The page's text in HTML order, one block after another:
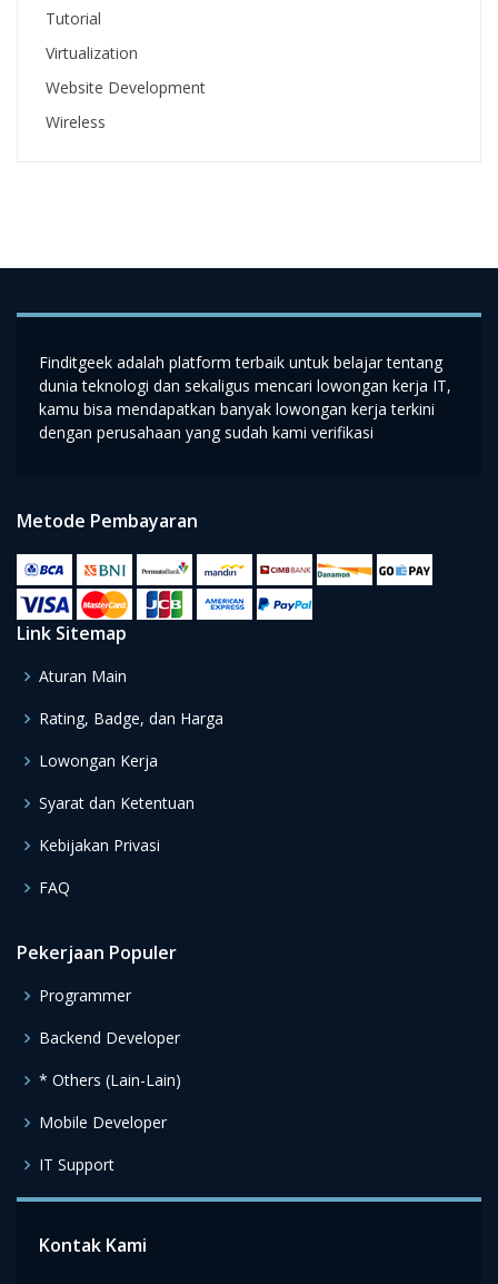
Tutorial
Virtualization
Website Development
Wireless
Finditgeek adalah platform terbaik untuk belajar tentang
dunia teknologi dan sekaligus mencari lowongan kerja IT,
kamu bisa mendapatkan banyak lowongan kerja terkini
dengan perusahaan yang sudah kami verifikasi
Metode Pembayaran
Link Sitemap
Aturan Main
Rating, Badge, dan Harga
Lowongan Kerja
Syarat dan Ketentuan
Kebijakan Privasi
FAQ
Pekerjaan Populer
Programmer
Backend Developer
* Others (Lain-Lain)
Mobile Developer
IT Support
Kontak Kami